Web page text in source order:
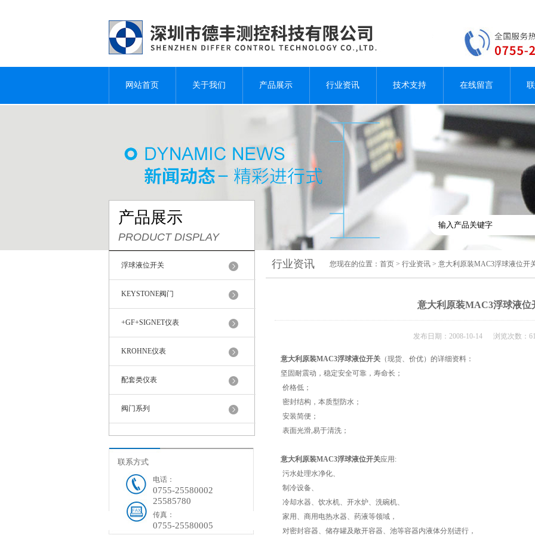
网站首页 关于我们 产品展示 行业资讯 技术支持 在线留言
产品展示
PRODUCT DISPLAY
浮球液位开关
KEYSTONE阀门
+GF+SIGNET仪表
KROHNE仪表
配套类仪表
阀门系列
联系方式
电话：
0755-25580002
25585780
传真：
0755-25580005
行业资讯 您现在的位置： 首页 > 行业资讯 > 意大利原装MAC3浮球液位开
意大利原装MAC3浮球液位
发布日期：2008-10-14 浏览次数：
意大利原装MAC3浮球液位开关 （现货、价优）的详细资料：
坚固耐震动，稳定安全可靠，寿命长；
价格低；
密封结构，本质型防水；
安装简便；
表面光滑,易于清洗；
意大利原装MAC3浮球液位开关应用:
污水处理水净化、
制冷设备、
冷却水器、饮水机、开水炉、洗碗机、
家用、商用电热水器、药液等领域，
对密封容器、储存罐及敞开容器、池等容器内液体分别进行，